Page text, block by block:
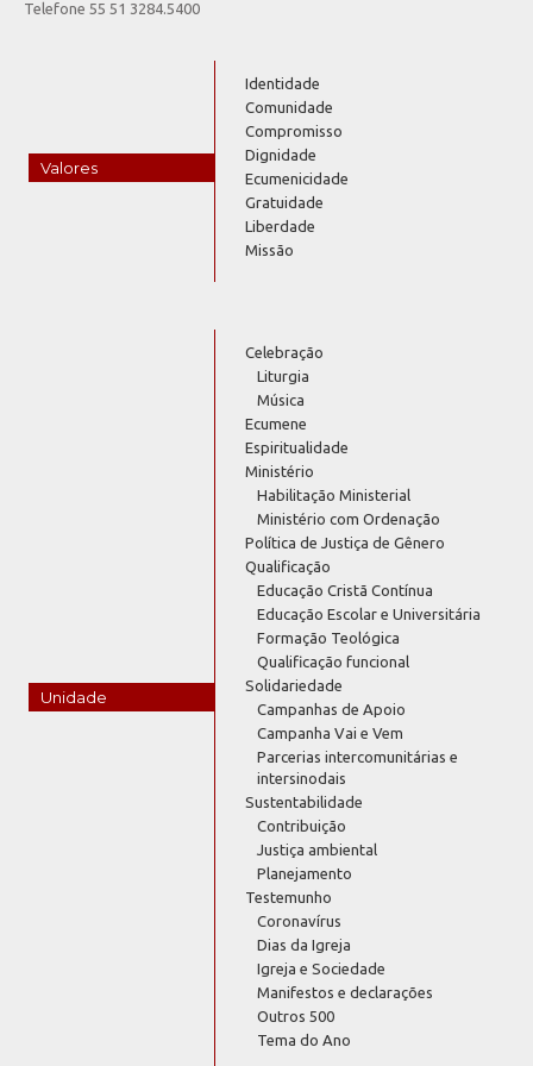
Telefone 55 51 3284.5400
Valores
Identidade
Comunidade
Compromisso
Dignidade
Ecumenicidade
Gratuidade
Liberdade
Missão
Unidade
Celebração
Liturgia
Música
Ecumene
Espiritualidade
Ministério
Habilitação Ministerial
Ministério com Ordenação
Política de Justiça de Gênero
Qualificação
Educação Cristã Contínua
Educação Escolar e Universitária
Formação Teológica
Qualificação funcional
Solidariedade
Campanhas de Apoio
Campanha Vai e Vem
Parcerias intercomunitárias e
intersinodais
Sustentabilidade
Contribuição
Justiça ambiental
Planejamento
Testemunho
Coronavírus
Dias da Igreja
Igreja e Sociedade
Manifestos e declarações
Outros 500
Tema do Ano